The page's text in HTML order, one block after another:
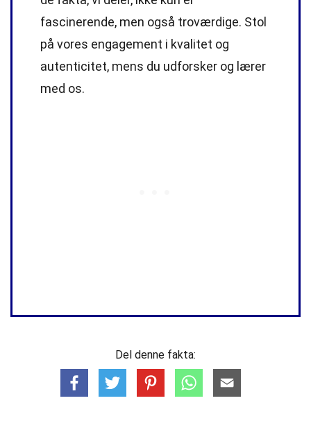
fascinerende, men også troværdige. Stol
på vores engagement i kvalitet og
autenticitet, mens du udforsker og lærer
med os.
Del denne fakta: